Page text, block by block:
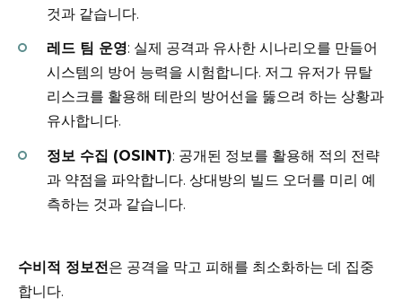
것과 같습니다.
레드 팀 운영: 실제 공격과 유사한 시나리오를 만들어
시스템의 방어 능력을 시험합니다. 저그 유저가 뮤탈
리스크를 활용해 테란의 방어선을 뚫으려 하는 상황과
유사합니다.
정보 수집 (OSINT): 공개된 정보를 활용해 적의 전략
과 약점을 파악합니다. 상대방의 빌드 오더를 미리 예
측하는 것과 같습니다.
수비적 정보전은 공격을 막고 피해를 최소화하는 데 집중
합니다.